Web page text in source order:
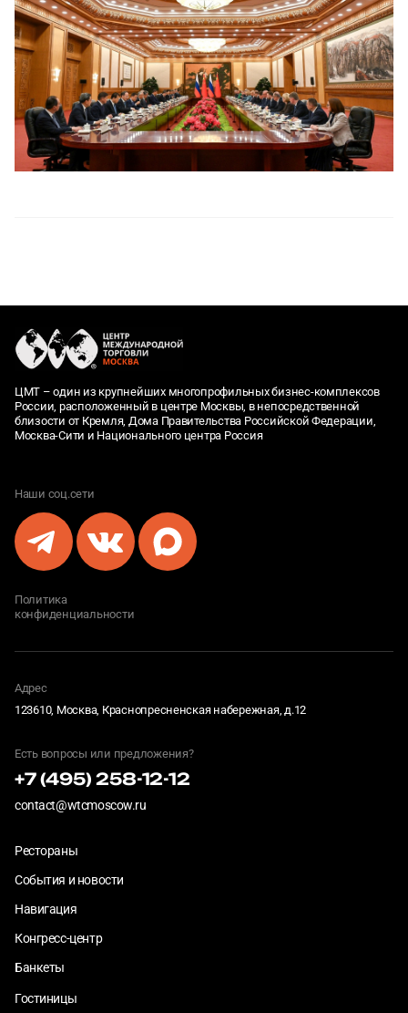
ЦМТ – один из крупнейших многопрофильных бизнес-комплексов
России, расположенный в центре Москвы, в непосредственной
близости от Кремля, Дома Правительства Российской Федерации,
Москва-Сити и Национального центра Россия
Наши соц.сети
Политика
конфиденциальности
Адрес
123610, Москва, Краснопресненская набережная, д.12
Есть вопросы или предложения?
+7 (495) 258-12-12
contact@wtcmoscow.ru
Рестораны
События и новости
Навигация
Конгресс-центр
Банкеты
Гостиницы